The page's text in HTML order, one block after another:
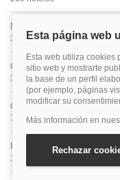
Murcia
33 hoteles
Ourense
35 hoteles
Oviedo
71 hoteles
Palencia
13 hoteles